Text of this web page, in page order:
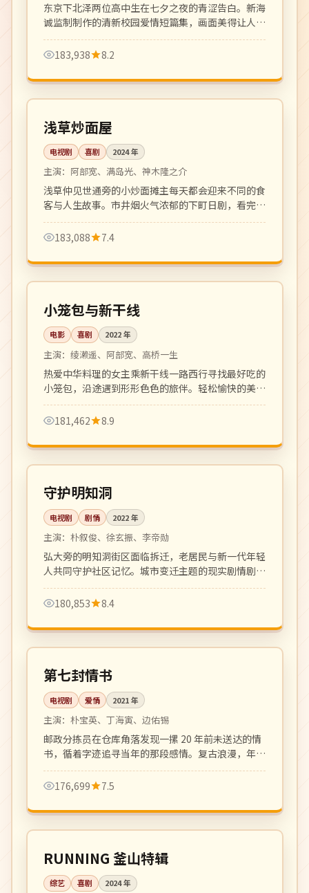
东京下北泽两位高中生在七夕之夜的青涩告白。新海
诚监制制作的清新校园爱情短篇集，画面美得让人屏
息。
183,938
8.2
日本
完结 全 10 集
浅草炒面屋
电视剧 喜剧 2024年
主演： 阿部宽、满岛光、神木隆之介
浅草仲见世通旁的小炒面摊主每天都会迎来不同的食
客与人生故事。市井烟火气浓郁的下町日剧，看完想
立刻吃一碗炒面。
183,088
7.4
日本
热播 108 分钟
小笼包与新干线
电影 喜剧 2022年
主演： 绫濑遥、阿部宽、高桥一生
热爱中华料理的女主乘新干线一路西行寻找最好吃的
小笼包，沿途遇到形形色色的旅伴。轻松愉快的美食
公路喜剧。
181,462
8.9
韩国
完结 全 16 集
守护明知洞
电视剧 剧情 2022年
主演： 朴叙俊、徐玄振、李帝勋
弘大旁的明知洞街区面临拆迁，老居民与新一代年轻
人共同守护社区记忆。城市变迁主题的现实剧情剧，
温情厚重。
180,853
8.4
韩国
完结 全 16 集
第七封情书
电视剧 爱情 2021年
主演： 朴宝英、丁海寅、边佑锡
邮政分拣员在仓库角落发现一摞 20 年前未送达的情
书，循着字迹追寻当年的那段感情。复古浪漫，年代
质感细腻。
176,699
7.5
韩国
热播 更新至 4 期
RUNNING 釜山特辑
综艺 喜剧 2024年